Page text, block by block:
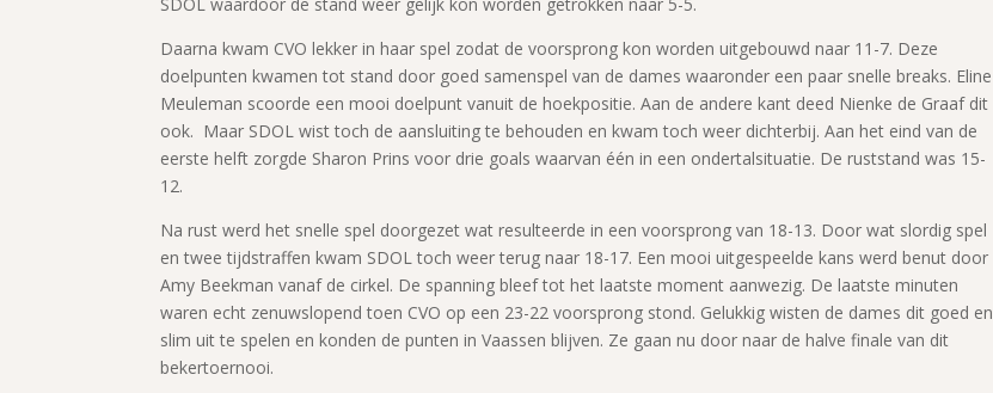
SDOL waardoor de stand weer gelijk kon worden getrokken naar 5-5.
Daarna kwam CVO lekker in haar spel zodat de voorsprong kon worden uitgebouwd naar 11-7. Deze
doelpunten kwamen tot stand door goed samenspel van de dames waaronder een paar snelle breaks. Eline
Meuleman scoorde een mooi doelpunt vanuit de hoekpositie. Aan de andere kant deed Nienke de Graaf dit
ook. Maar SDOL wist toch de aansluiting te behouden en kwam toch weer dichterbij. Aan het eind van de
eerste helft zorgde Sharon Prins voor drie goals waarvan één in een ondertalsituatie. De ruststand was 15-
12.
Na rust werd het snelle spel doorgezet wat resulteerde in een voorsprong van 18-13. Door wat slordig spel
en twee tijdstraffen kwam SDOL toch weer terug naar 18-17. Een mooi uitgespeelde kans werd benut door
Amy Beekman vanaf de cirkel. De spanning bleef tot het laatste moment aanwezig. De laatste minuten
waren echt zenuwslopend toen CVO op een 23-22 voorsprong stond. Gelukkig wisten de dames dit goed en
slim uit te spelen en konden de punten in Vaassen blijven. Ze gaan nu door naar de halve finale van dit
bekertoernooi.